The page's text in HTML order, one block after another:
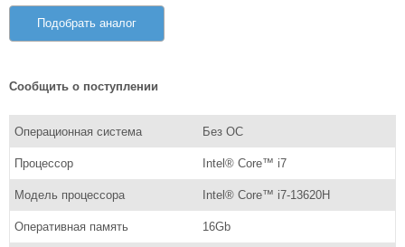
Подобрать аналог
Сообщить о поступлении
Операционная система Без ОС
Процессор Intel® Core™ i7
Модель процессора Intel® Core™ i7-13620H
Оперативная память 16Gb